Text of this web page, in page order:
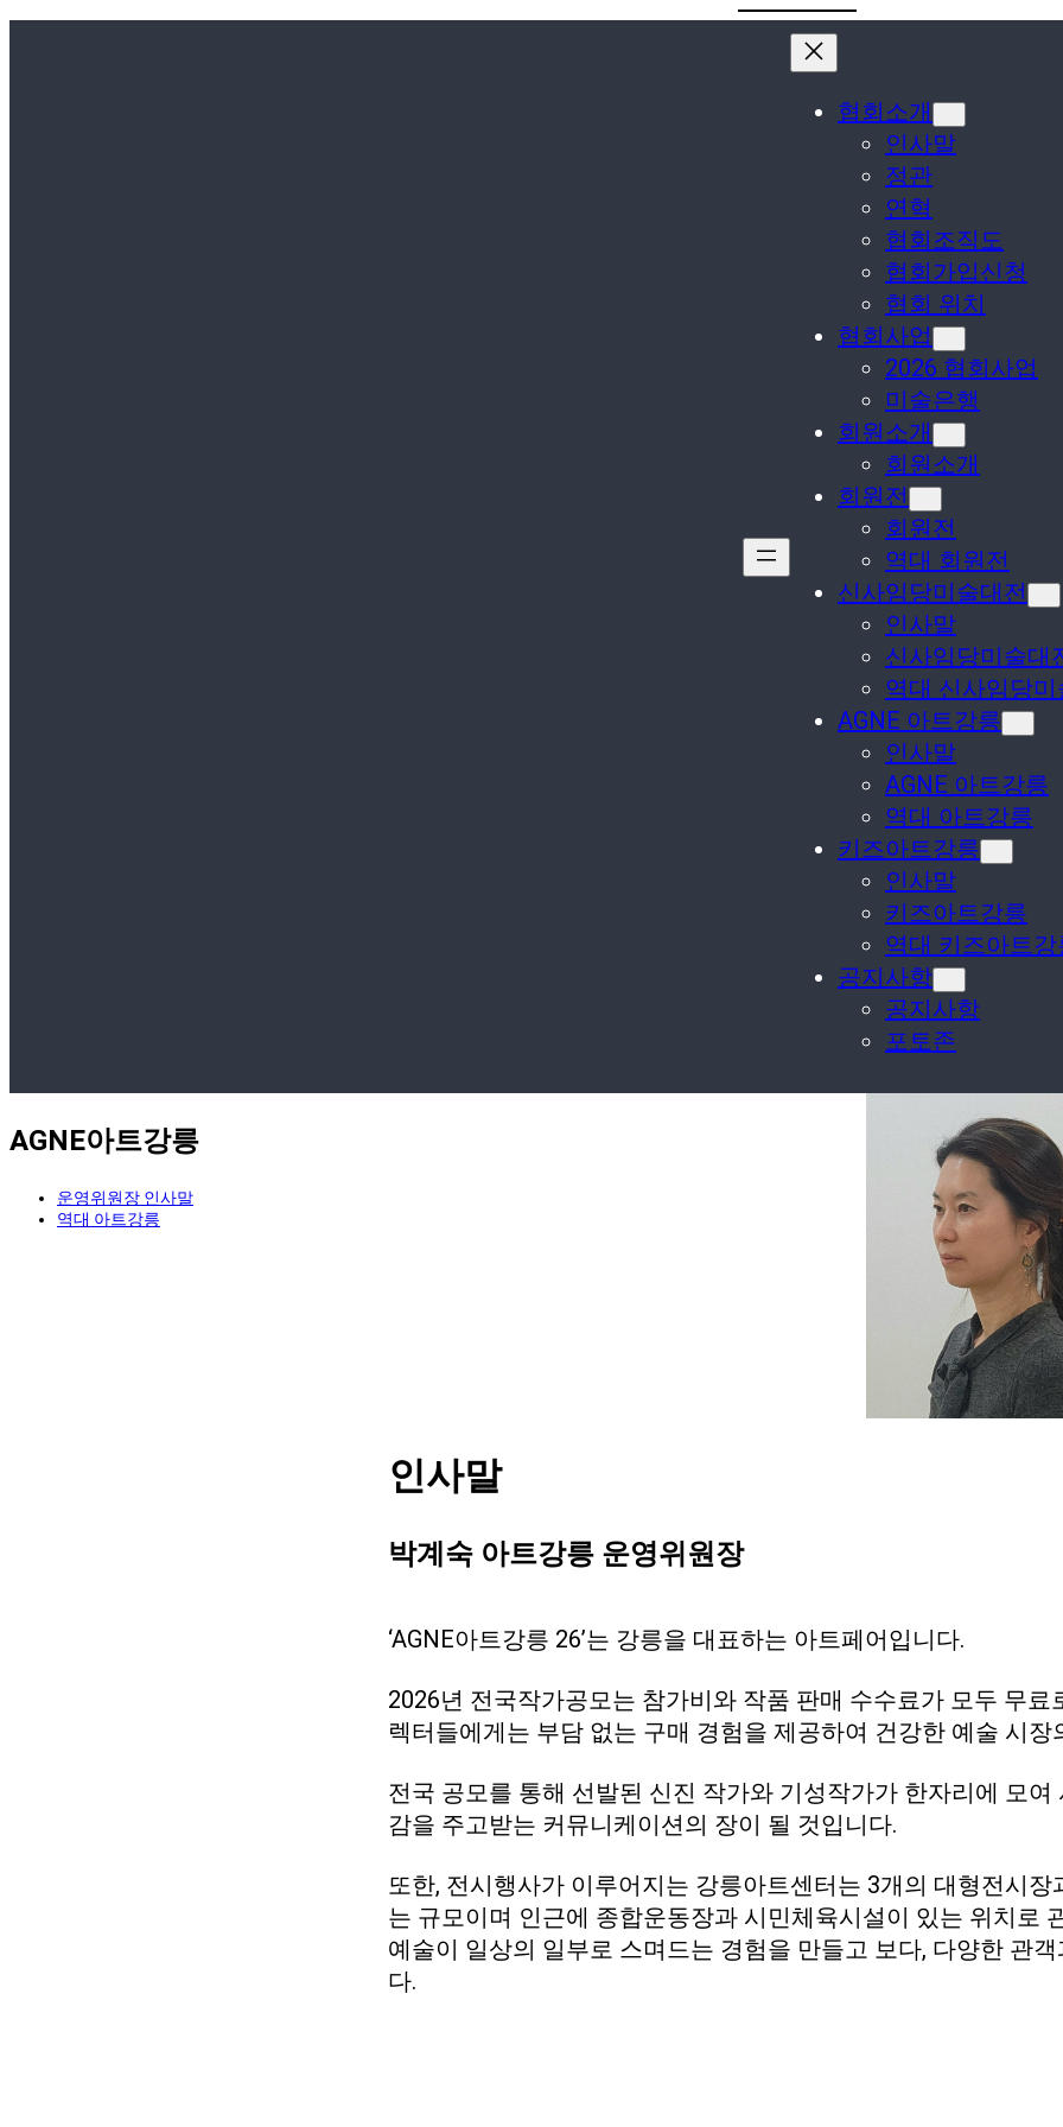
협회소개
인사말
정관
연혁
협회조직도
협회가입신청
협회 위치
협회사업
2026 협회사업
미술은행
회원소개
회원소개
회원전
회원전
역대 회원전
신사임당미술대전
인사말
신사임당미술대
역대 신사임당미
AGNE 아트강릉
인사말
AGNE 아트강릉
역대 아트강릉
키즈아트강릉
인사말
키즈아트강릉
역대 키즈아트강
공지사항
공지사항
포토존
AGNE아트강릉
운영위원장 인사말
역대 아트강릉
인사말
박계숙 아트강릉 운영위원장
‘AGNE아트강릉 26’는 강릉을 대표하는 아트페어입니다.
2026년 전국작가공모는 참가비와 작품 판매 수수료가 모두 무료
렉터들에게는 부담 없는 구매 경험을 제공하여 건강한 예술 시
전국 공모를 통해 선발된 신진 작가와 기성작가가 한자리에 모
감을 주고받는 커뮤니케이션의 장이 될 것입니다.
또한, 전시행사가 이루어지는 강릉아트센터는 3개의 대형전시
는 규모이며 인근에 종합운동장과 시민체육시설이 있는 위치로
예술이 일상의 일부로 스며드는 경험을 만들고 보다, 다양한 관
다.